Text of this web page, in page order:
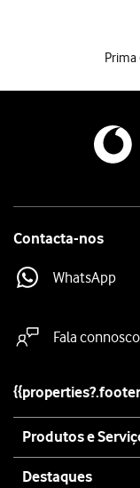
Prima
Primao botão inferior
Contacta-nos
WhatsApp
Fala connosco
map
Produtos e
Destaques